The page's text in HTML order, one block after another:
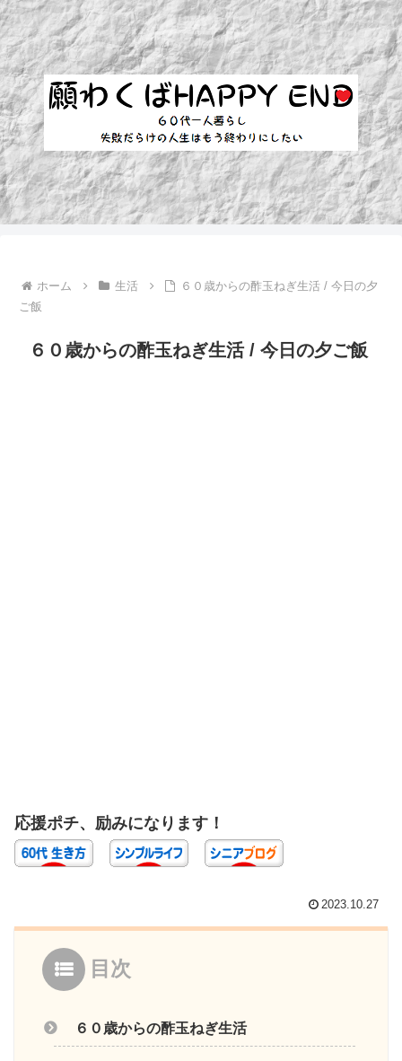
ホーム 生活
６０歳からの酢玉ねぎ生活 / 今日の夕
ご飯
６０歳からの酢玉ねぎ生活 / 今日の夕ご飯
応援ポチ、励みになります！
2023.10.27
目次
６０歳からの酢玉ねぎ生活